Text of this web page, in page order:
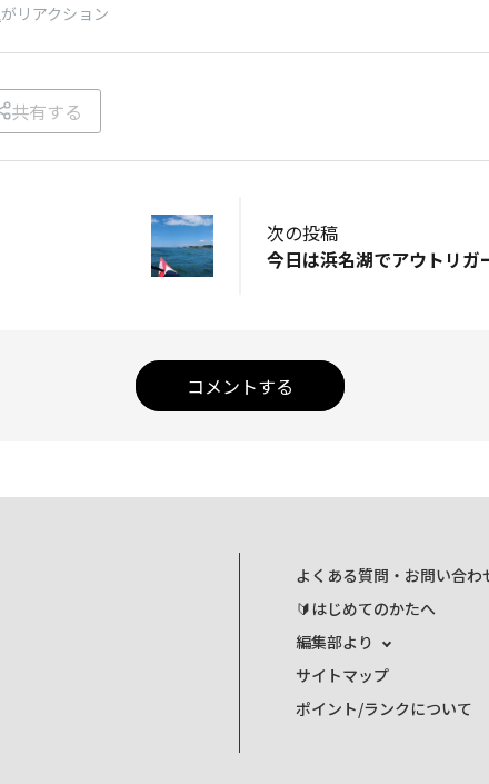
がリアクション
共有する
次の投稿
今日は浜名湖でアウトリガ
コメントする
よくある質問・お問い合わ
🔰はじめてのかたへ
編集部より
サイトマップ
ポイント/ランクについて